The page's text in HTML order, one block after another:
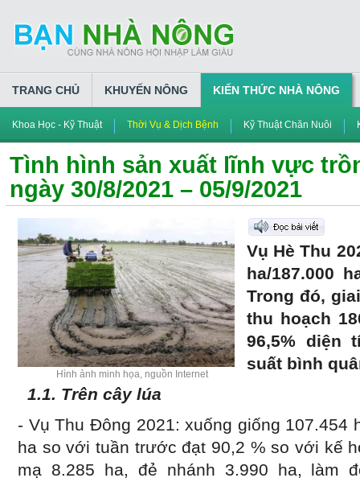
TRANG CHỦ KHUYẾN NÔNG KIẾN THỨC NHÀ NÔNG
Khoa Học - Kỹ Thuật Thời Vụ & Dịch Bệnh Kỹ Thuật Chăn Nuôi
Tình hình sản xuất lĩnh vực
ngày 30/8/2021 – 05/9/2021
Hình ảnh minh họa, nguồn Internet
Vụ Hè Thu
ha/187.000
Trong đó,
thu hoạch
96,5% diện
suất bình
1.1. Trên cây lúa
- Vụ Thu Đông 2021: xuống giống 107.454
ha so với tuần trước đạt 90,2 % so với kế
mạ 8.285 ha, đẻ nhánh 3.990 ha, làm